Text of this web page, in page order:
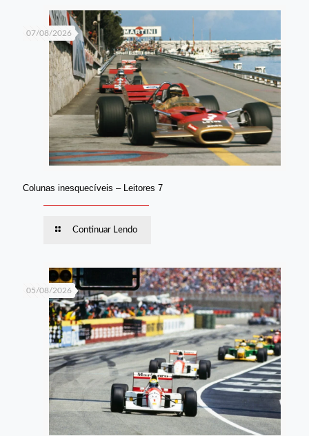
07/08/2026
Colunas inesquecíveis – Leitores 7
Continuar Lendo
05/08/2026